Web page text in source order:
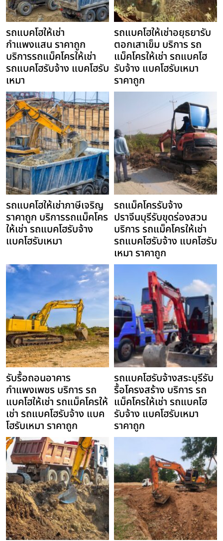
รถแบคโฮให้เช่า
กำแพงแสน ราคาถูก
บริการรถแม็คโครให้เช่า
รถแบคโฮรับจ้าง แบคโฮรับ
เหมา
รถแบคโฮให้เช่าอยุธยารับ
ตอกเสาเข็ม บริการ รถ
แม็คโครให้เช่า รถแบคโฮ
รับจ้าง แบคโฮรับเหมา
ราคาถูก
รถแบคโฮให้เช่าภาษีเจริญ
ราคาถูก บริการรถแม็คโคร
ให้เช่า รถแบคโฮรับจ้าง
แบคโฮรับเหมา
รถแม็คโครรับจ้าง
ปราจีนบุรีรับขุดร่องสวน
บริการ รถแม็คโครให้เช่า
รถแบคโฮรับจ้าง แบคโฮรับ
เหมา ราคาถูก
รับรื้อถอนอาคาร
กำแพงเพชร บริการ รถ
แบคโฮให้เช่า รถแม็คโครให้
เช่า รถแบคโฮรับจ้าง แบค
โฮรับเหมา ราคาถูก
รถแบคโฮรับจ้างสระบุรีรับ
รื้อโครงสร้าง บริการ รถ
แม็คโครให้เช่า รถแบคโฮ
รับจ้าง แบคโฮรับเหมา
ราคาถูก